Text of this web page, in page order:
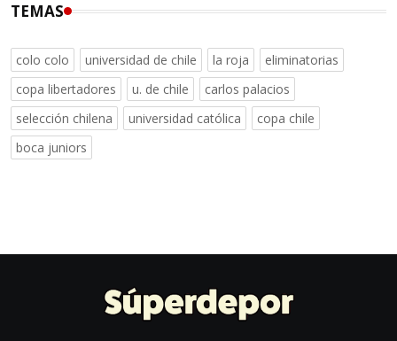
TEMAS
colo colo universidad de chile la roja
eliminatorias
copa libertadores
u. de chile
carlos palacios
selección chilena
universidad católica
copa chile
boca juniors